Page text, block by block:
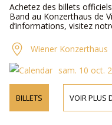
Achetez des billets
Band au Konzerthaus de
d’informations, visitez
Wiener Konzerthaus
sam. 10 oct.
BILLETS VOIR PLUS